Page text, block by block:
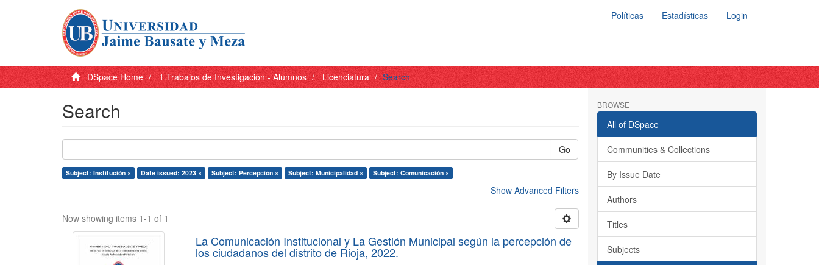
Políticas Estadísticas Login
DSpace Home 1.Trabajos de Investigación - Alumnos Licenciatura Search
Search
Go
Subject: Institución × Date issued: 2023 × Subject: Percepción × Subject: Municipalidad × Subject: Comunicación ×
Show Advanced Filters
Now showing items 1-1 of 1
La Comunicación Institucional y La Gestión Municipal según la percepción de
los ciudadanos del distrito de Rioja, 2022.
BROWSE
All of DSpace
Communities & Collections
By Issue Date
Authors
Titles
Subjects